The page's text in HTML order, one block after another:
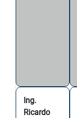
Ing.
Ricardo